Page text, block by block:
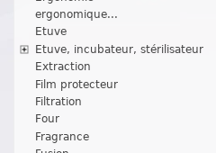
ergonomique...
Etuve
Etuve, incubateur, stérilisateur
Extraction
Film protecteur
Filtration
Four
Fragrance